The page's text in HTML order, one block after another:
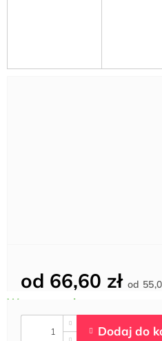
od 66,60 zł od